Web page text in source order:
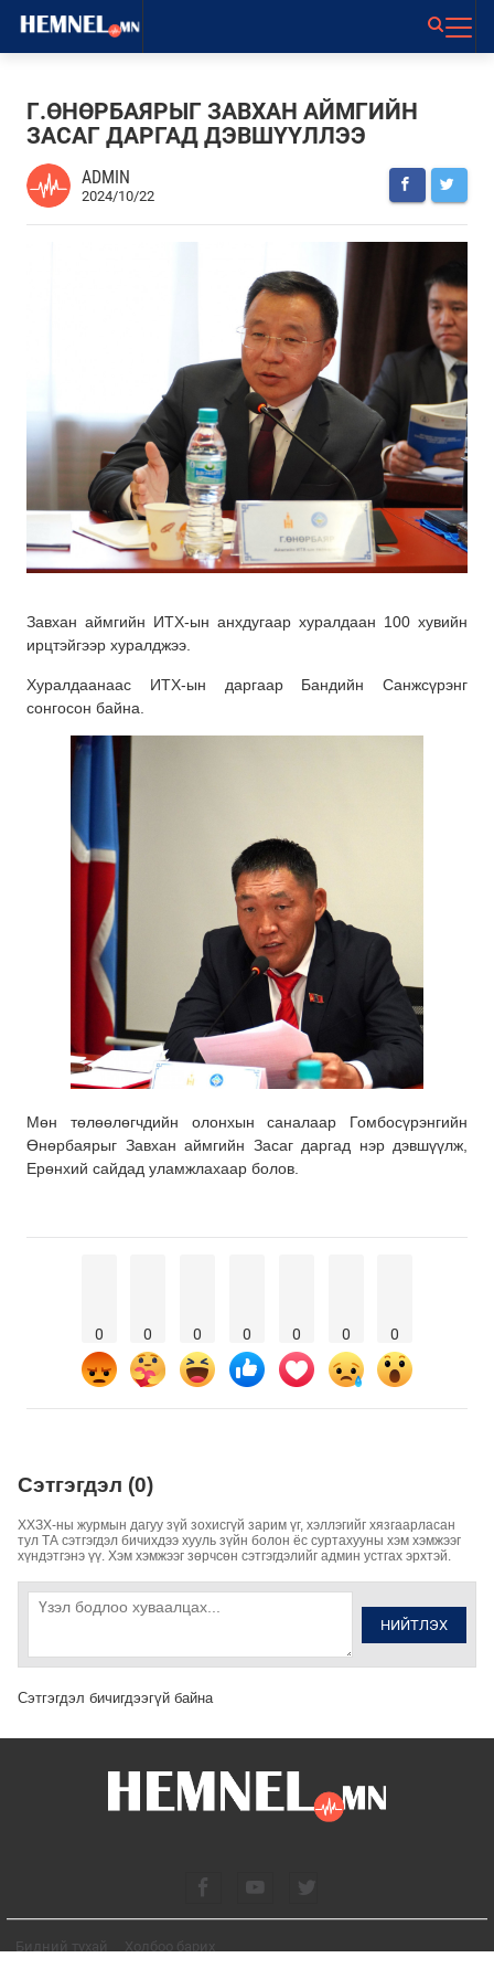
Г.ӨНӨРБАЯРЫГ ЗАВХАН АЙМГИЙН
ЗАСАГ ДАРГАД ДЭВШҮҮЛЛЭЭ
ADMIN
2024/10/22
Завхан аймгийн ИТХ-ын анхдугаар хуралдаан 100 хувийн
ирцтэйгээр хуралджээ.
Хуралдаанаас ИТХ-ын даргаар Бандийн Санжсүрэнг
сонгосон байна.
Мөн төлөөлөгчдийн олонхын саналаар Гомбосүрэнгийн
Өнөрбаярыг Завхан аймгийн Засаг даргад нэр дэвшүүлж,
Ерөнхий сайдад уламжлахаар болов.
0 0 0 0 0 0 0
Сэтгэгдэл (0)
ХХЗХ-ны журмын дагуу зүй зохисгүй зарим үг, хэллэгийг хязгаарласан
тул ТА сэтгэгдэл бичихдээ хууль зүйн болон ёс суртахууны хэм хэмжээг
хүндэтгэнэ үү. Хэм хэмжээг зөрчсөн сэтгэгдэлийг админ устгах эрхтэй.
НИЙТЛЭХ
Сэтгэгдэл бичигдээгүй байна
Бидний тухай Холбоо барих